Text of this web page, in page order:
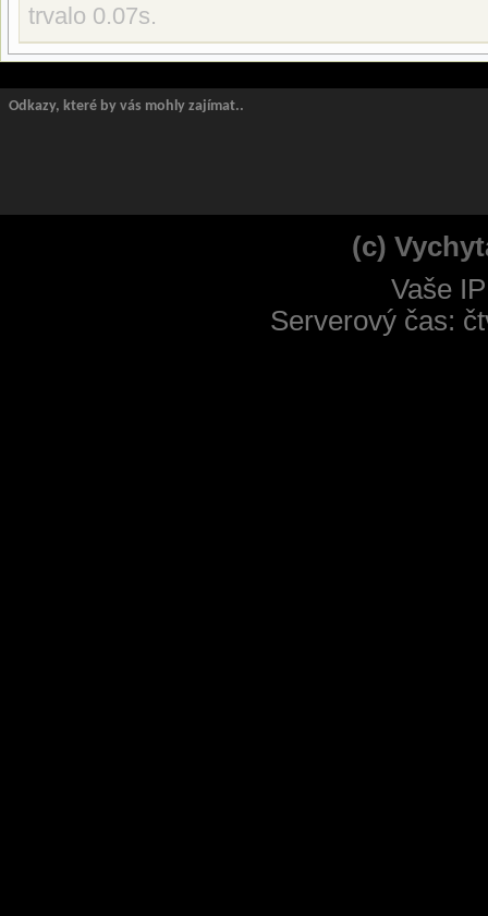
trvalo 0.07s.
Odkazy, které by vás mohly zajímat..
(c)
Vaše
Serverový čas: